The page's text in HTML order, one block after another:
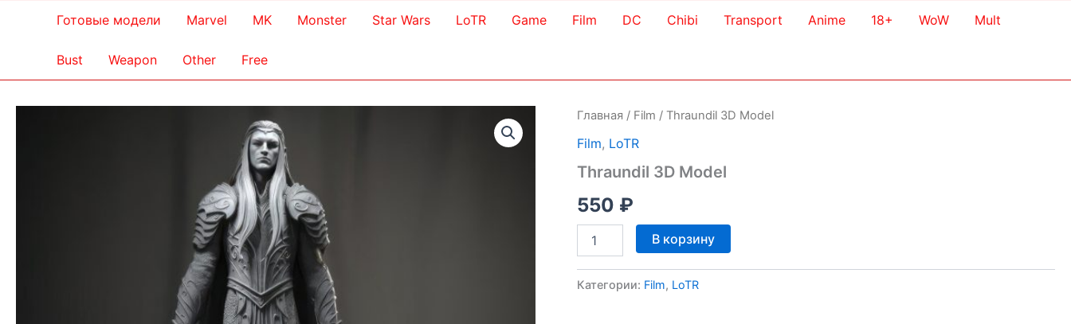
Готовые модели Marvel MK Monster Star Wars LoTR Game Film DC Chibi Transport Anime 18+ WoW Mult
Bust Weapon Other Free
Главная / Film / Thraundil 3D Model
Film, LoTR
Thraundil 3D Model
550 ₽
Количество
товара
3D
В корзину
Категории: Film, LoTR